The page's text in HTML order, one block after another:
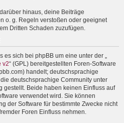
hinaus, deine Beiträge
o. g. Regeln verstoßen oder geeignet
Dritten Schaden zuzufügen.
es sich bei phpBB um eine unter der „
v2“ (GPL) bereitgestellten Foren-Software
handelt; deutschsprachige
deutschsprachige Community unter
gestellt. Beide haben keinen Einfluss auf
verwendet wird. Sie können
der Software für bestimmte Zwecke nicht
Foren Einfluss nehmen.